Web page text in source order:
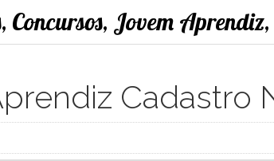
Concursos, Jovem
Cadastro